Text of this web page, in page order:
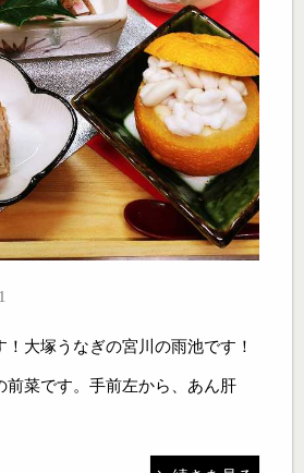
大塚うなぎの宮川の雨池です！
前菜です。手前左から、あん肝